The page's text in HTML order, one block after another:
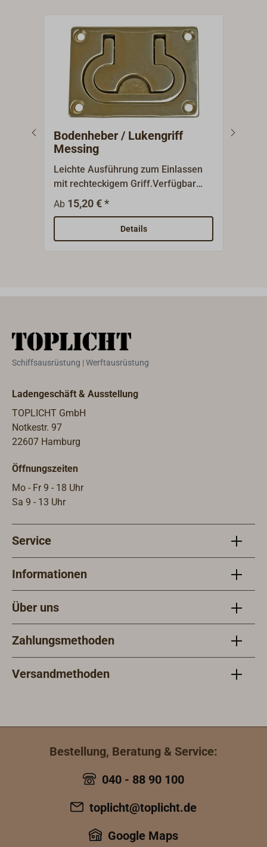
Bodenheber / Lukengriff
Messing
Leichte Ausführung zum Einlassen
mit rechteckigem Griff.Verfügbar
aus Messing poliert oder verchromt.
Ab 15,20 € *
Details
Schiffsausrüstung | Werftausrüstung
Ladengeschäft & Ausstellung
TOPLICHT GmbH
Notkestr. 97
22607 Hamburg
Öffnungszeiten
Mo - Fr 9 - 18 Uhr
Sa 9 - 13 Uhr
Service
Informationen
Über uns
Zahlungsmethoden
Versandmethoden
Bestellung, Beratung & Service:
040 - 88 90 100
toplicht@toplicht.de
Google Maps